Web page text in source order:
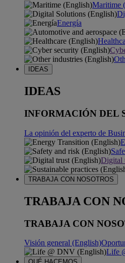
Maritime
Energía
IDEAS
IDEAS
INFORMACIÓN DEL
La opinión del experto de
Digital
TRABAJA CON NOSOTROS
TRABAJA CON
TRABAJA CON
Visión general (English)
Life